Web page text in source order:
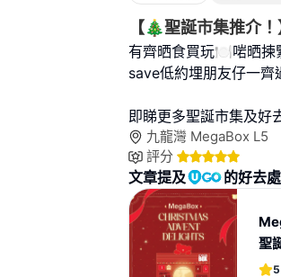
【🎄聖誕市集推介！
有齊晒食買玩🍽️啱晒揀
save低約埋朋友仔一齊
即睇更多聖誕市集及好
九龍灣 MegaBox L5
評分
文章提及 的好去處
聖
5